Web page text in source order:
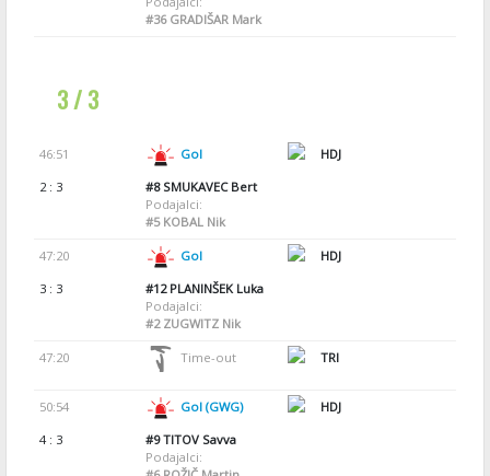
#36GRADIŠAR Mark
3 / 3
46:51 Gol
HDJ
2 : 3
#8SMUKAVEC Bert
Podajalci:
#5KOBAL Nik
47:20 Gol
HDJ
3 : 3
#12PLANINŠEK Luka
Podajalci:
#2ZUGWITZ Nik
47:20 Time-out TRI
50:54 Gol (GWG)
HDJ
4 : 3
#9TITOV Savva
Podajalci: